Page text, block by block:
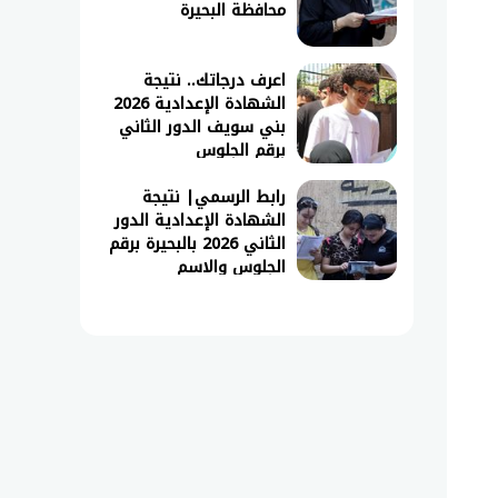
محافظة البحيرة
اعرف درجاتك.. نتيجة
الشهادة الإعدادية 2026
بني سويف الدور الثاني
برقم الجلوس
رابط الرسمي| نتيجة
الشهادة الإعدادية الدور
الثاني 2026 بالبحيرة برقم
الجلوس والاسم